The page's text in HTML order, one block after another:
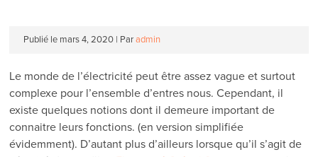
Publié le mars 4, 2020 | Par admin
Le monde de l’électricité peut être assez vague et surtout
complexe pour l’ensemble d’entres nous. Cependant, il
existe quelques notions dont il demeure important de
connaitre leurs fonctions. (en version simplifiée
évidemment). D’autant plus d’ailleurs lorsque qu’il s’agit de